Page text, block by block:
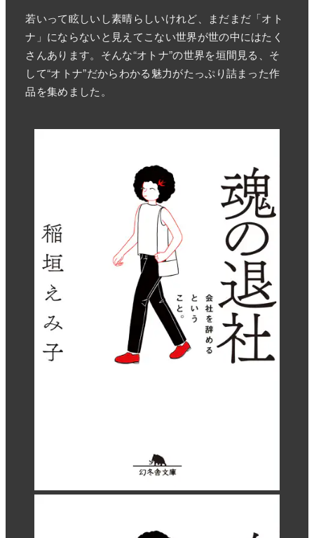
若いって眩しいし素晴らしいけれど、まだまだ「オト
ナ」にならないと見えてこない世界が世の中にはたく
さんあります。そんな“オトナ”の世界を垣間見る、そ
して“オトナ”だからわかる魅力がたっぷり詰まった作
品を集めました。